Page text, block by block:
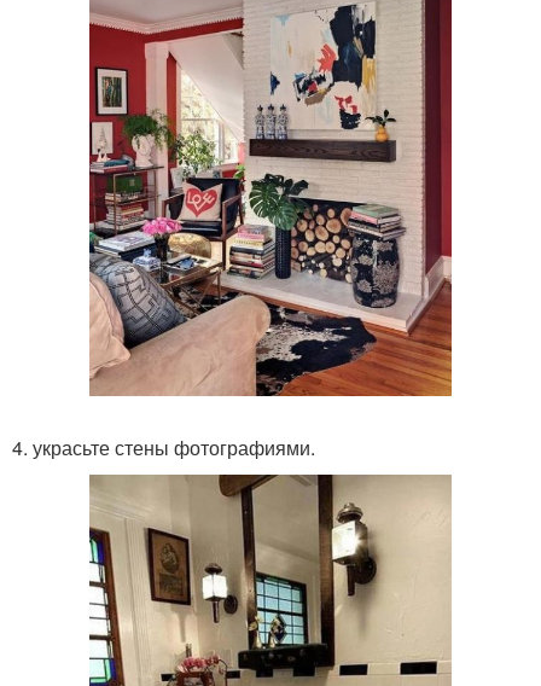
4. украсьте стены фотографиями.